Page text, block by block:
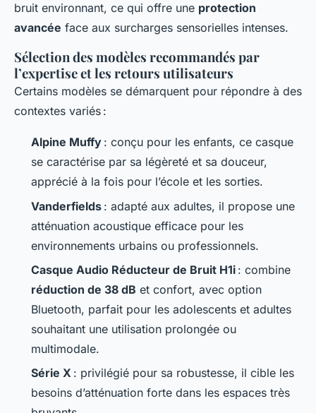
bruit environnant, ce qui offre une protection
avancée face aux surcharges sensorielles intenses.
Sélection des modèles recommandés par
l’expertise et les retours utilisateurs
Certains modèles se démarquent pour répondre à des
contextes variés :
Alpine Muffy : conçu pour les enfants, ce casque
se caractérise par sa légèreté et sa douceur,
apprécié à la fois pour l’école et les sorties.
Vanderfields : adapté aux adultes, il propose une
atténuation acoustique efficace pour les
environnements urbains ou professionnels.
Casque Audio Réducteur de Bruit H1i : combine
réduction de 38 dB et confort, avec option
Bluetooth, parfait pour les adolescents et adultes
souhaitant une utilisation prolongée ou
multimodale.
Série X : privilégié pour sa robustesse, il cible les
besoins d’atténuation forte dans les espaces très